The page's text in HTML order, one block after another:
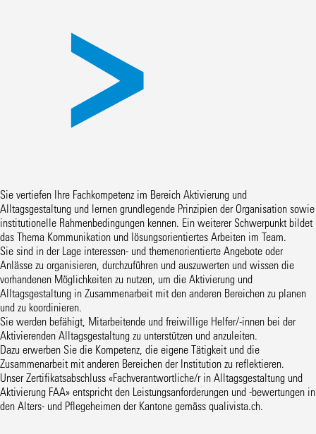
Sie vertiefen Ihre Fachkompetenz im Bereich Aktivierung und
Alltagsgestaltung und lernen grundlegende Prinzipien der Organisation sowie
institutionelle Rahmenbedingungen kennen. Ein weiterer Schwerpunkt bildet
das Thema Kommunikation und lösungsorientiertes Arbeiten im Team.
Sie sind in der Lage interessen- und themenorientierte Angebote oder
Anlässe zu organisieren, durchzuführen und auszuwerten und wissen die
vorhandenen Möglichkeiten zu nutzen, um die Aktivierung und
Alltagsgestaltung in Zusammenarbeit mit den anderen Bereichen zu planen
und zu koordinieren.
Sie werden befähigt, Mitarbeitende und freiwillige Helfer/-innen bei der
Aktivierenden Alltagsgestaltung zu unterstützen und anzuleiten.
Dazu erwerben Sie die Kompetenz, die eigene Tätigkeit und die
Zusammenarbeit mit anderen Bereichen der Institution zu reflektieren.
Unser Zertifikatsabschluss «Fachverantwortliche/r in Alltagsgestaltung und
Aktivierung FAA» entspricht den Leistungsanforderungen und -bewertungen in
den Alters- und Pflegeheimen der Kantone gemäss qualivista.ch.